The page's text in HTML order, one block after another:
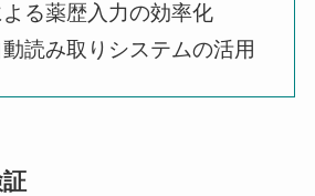
る薬歴入力の効率化
読み取りシステムの活用